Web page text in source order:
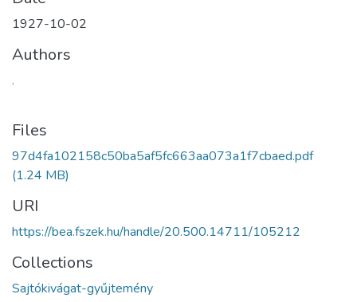
1927-10-02
Authors
.
Files
97d4fa102158c50ba5af5fc663aa073a1f7cbaed.pdf
(1.24 MB)
URI
https://bea.fszek.hu/handle/20.500.14711/105212
Collections
Sajtókivágat-gyűjtemény